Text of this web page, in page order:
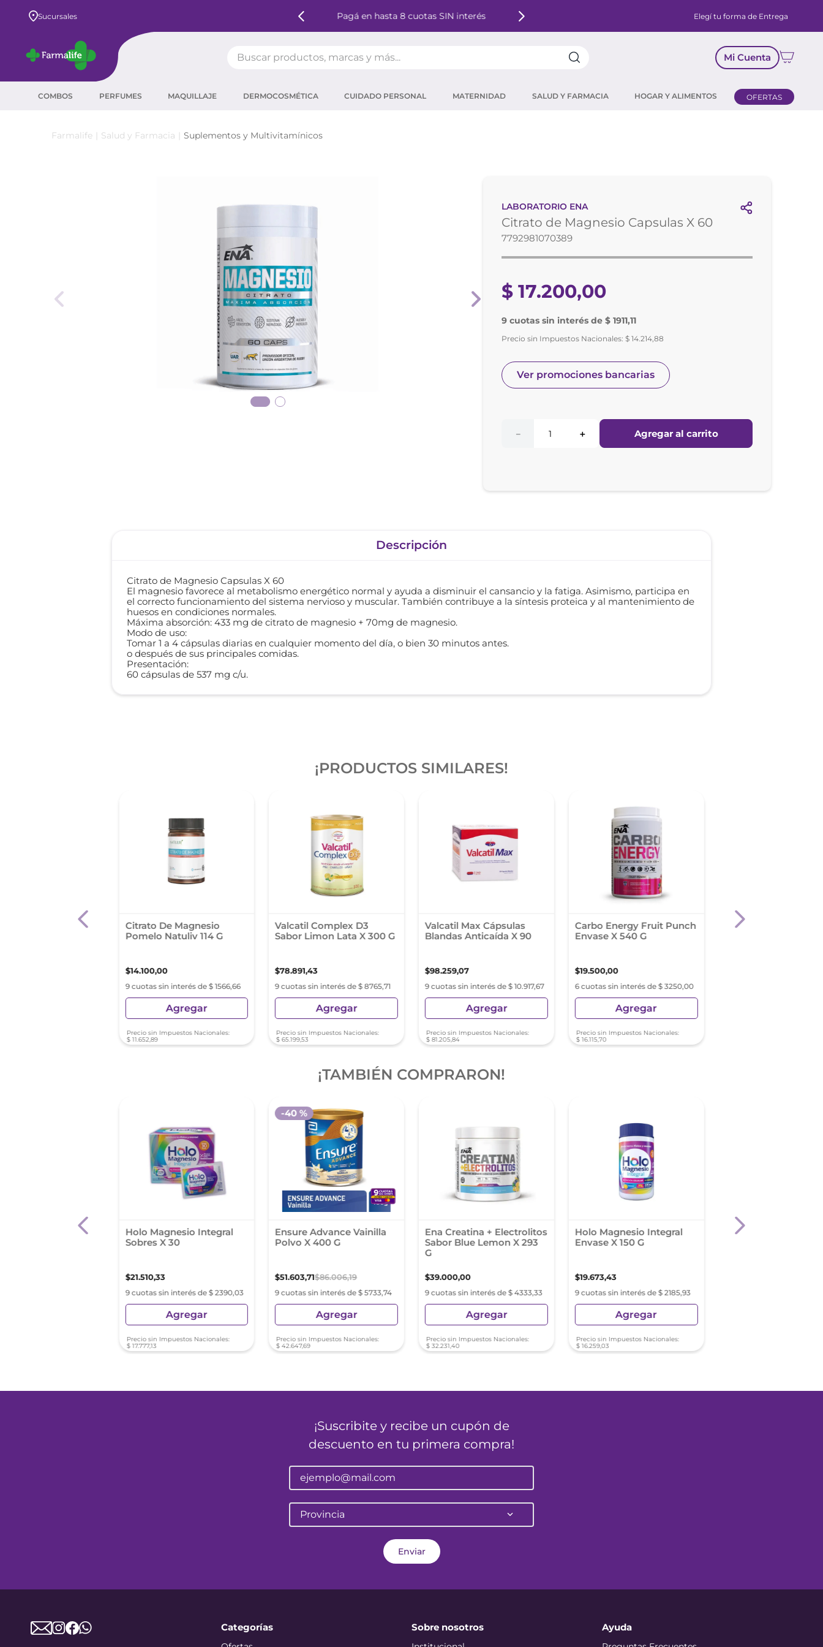
Sucursales Pagá en hasta 8 cuotas SIN interés Elegí tu forma de Entrega
Mi Cuenta
COMBOS PERFUMES MAQUILLAJE DERMOCOSMÉTICA CUIDADO PERSONAL MATERNIDAD SALUD Y FARMACIA HOGAR Y ALIMENTOS OFERTAS
Salud y Farmacia Suplementos y Multivitamínicos
LABORATORIO ENA
Citrato de Magnesio Capsulas X 60
7792981070389
$ 17.200,00
9 cuotas sin interés de $ 1911,11
Precio sin Impuestos Nacionales:$ 14.214,88
Ver promociones bancarias
＋
－ Agregar al carrito
Descripción
Citrato de Magnesio Capsulas X 60
El magnesio favorece al metabolismo energético normal y ayuda a disminuir el cansancio y la fatiga. Asimismo, participa en
el correcto funcionamiento del sistema nervioso y muscular. También contribuye a la síntesis proteica y al mantenimiento de
huesos en condiciones normales.
Máxima absorción: 433 mg de citrato de magnesio + 70mg de magnesio.
Modo de uso:
Tomar 1 a 4 cápsulas diarias en cualquier momento del día, o bien 30 minutos antes.
o después de sus principales comidas.
Presentación:
60 cápsulas de 537 mg c/u.
¡PRODUCTOS SIMILARES!
ENA Vaso Batidor
Citrato De Magnesio
Pomelo Natuliv 114 G
$14.100,00
9 cuotas sin interés de $ 1566,66
Agregar
Precio sin Impuestos Nacionales:
$ 11.652,89
Valcatil Complex D3
Sabor Limon Lata X 300 G
$78.891,43
9 cuotas sin interés de $ 8765,71
Agregar
Precio sin Impuestos Nacionales:
$ 65.199,53
Valcatil Max Cápsulas
Blandas Anticaída X 90
$98.259,07
9 cuotas sin interés de $ 10.917,67
Agregar
Precio sin Impuestos Nacionales:
$ 81.205,84
Carbo Energy Fruit Punch
Envase X 540 G
$19.500,00
6 cuotas sin interés de $ 3250,00
Agregar
Precio sin Impuestos Nacionales:
$ 16.115,70
Creatina
¡TAMBIÉN COMPRARON!
Max Sob.X 30
Holo Magnesio Integral
Sobres X 30
$21.510,33
9 cuotas sin interés de $ 2390,03
Agregar
Precio sin Impuestos Nacionales:
$ 17.777,13
Ensure Advance Vainilla
Polvo X 400 G
$51.603,71$86.006,19
9 cuotas sin interés de $ 5733,74
-40 %
Agregar
Precio sin Impuestos Nacionales:
$ 42.647,69
Ena Creatina + Electrolitos
Sabor Blue Lemon X 293
G
$39.000,00
9 cuotas sin interés de $ 4333,33
Agregar
Precio sin Impuestos Nacionales:
$ 32.231,40
Holo Magnesio Integral
Envase X 150 G
$19.673,43
9 cuotas sin interés de $ 2185,93
Agregar
Precio sin Impuestos Nacionales:
$ 16.259,03
Bcaa 12.1.1 Super
¡Suscribite y recibe un cupón de
descuento en tu primera compra!
Provincia
Enviar
Categorías Sobre nosotros Ayuda
mascara pestañas
retinol
tintura